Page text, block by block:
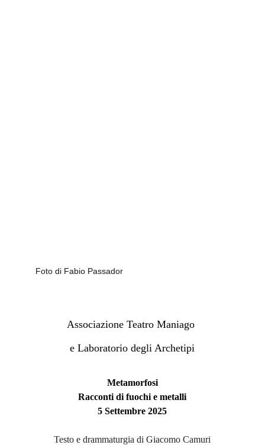
Foto di Fabio Passador
Associazione Teatro Maniago
e Laboratorio degli Archetipi
Metamorfosi
Racconti di fuochi e metalli
5 Settembre 2025
Testo e drammaturgia di Giacomo Camuri